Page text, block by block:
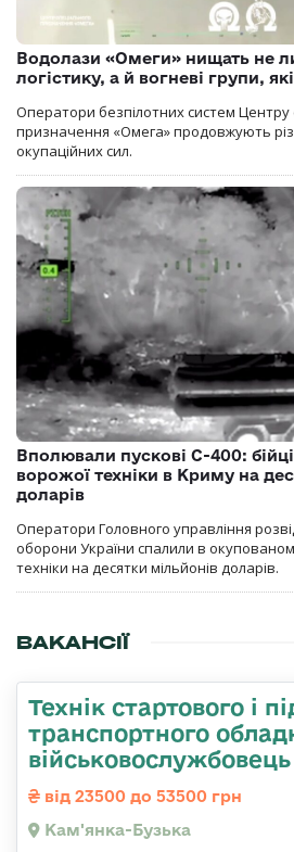
Водолази «Омеги» нищать не
логістику, а й вогневі групи,
Оператори безпілотних систем Центру
призначення «Омега» продовжують
окупаційних сил.
Вполювали пускові С-400:
ворожої техніки в Криму на
доларів
Оператори Головного управління
оборони України спалили в
техніки на десятки мільйонів доларів.
ВАКАНСІЇ
Технік стартового і
транспортного
військовослужбовець
від 23500 до 53500 грн
Кам'янка-Бузька